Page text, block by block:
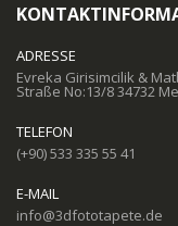
ADRESSE
Evreka Girisimcilik &
Straße No:13/8 34732
TELEFON
(+90) 533 335 55 41
E-MAIL
info@3dfototapete.de